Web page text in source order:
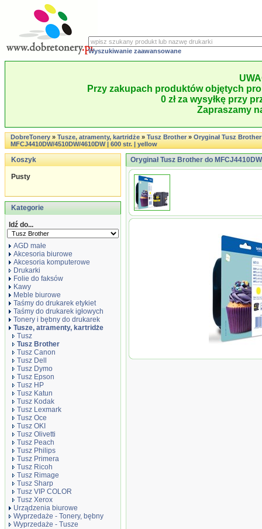
Wyszukiwanie zaawansowane
Przy zakupach produktów objętych
0 zł za wysyłkę przy
Zapraszamy
DobreTonery»Tusze, atramenty, kartridże»Tusz Brother»Oryginał Tusz
MFCJ4410DW/4510DW/4610DW | 600 str. | yellow
Koszyk
Pusty
Kategorie
Idź do...
AGD małe
Akcesoria biurowe
Akcesoria komputerowe
Drukarki
Folie do faksów
Kawy
Meble biurowe
Taśmy do drukarek etykiet
Taśmy do drukarek igłowych
Tonery i bębny do drukarek
Tusze, atramenty, kartridże
Tusz
Tusz Brother
Tusz Canon
Tusz Dell
Tusz Dymo
Tusz Epson
Tusz HP
Tusz Katun
Tusz Kodak
Tusz Lexmark
Tusz Oce
Tusz OKI
Tusz Olivetti
Tusz Peach
Tusz Philips
Tusz Primera
Tusz Ricoh
Tusz Rimage
Tusz Sharp
Tusz VIP COLOR
Tusz Xerox
Urządzenia biurowe
Wyprzedaże - Tonery, bębny
Wyprzedaże - Tusze
Oryginał Tusz Brother do
MFCJ4410DW/